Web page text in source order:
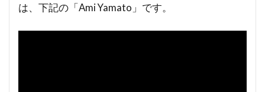
は、下記の「Ami Yamato」です。